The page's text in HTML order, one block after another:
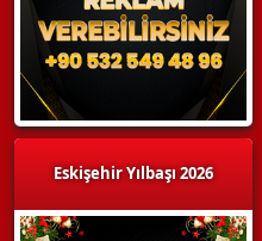
Eskişehir Yılbaşı 2026